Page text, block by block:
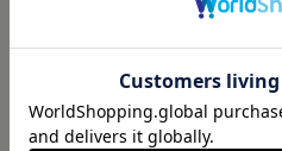
読みもの